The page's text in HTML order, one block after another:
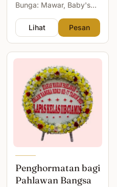
Bunga: Mawar, Baby's
Lihat
Pesan
Penghormatan bagi
Pahlawan Bangsa